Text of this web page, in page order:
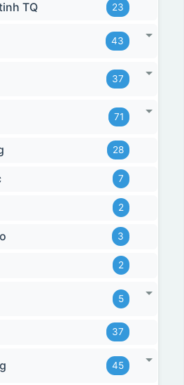
TQ 23
43
37
71
28
7
2
3
2
5
37
45